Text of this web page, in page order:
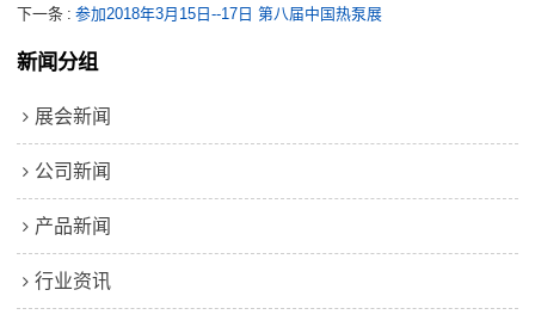
下一条
参加2018年3月15日--17日 第八届中国热泵展
新闻分组
展会新闻
公司新闻
产品新闻
行业资讯